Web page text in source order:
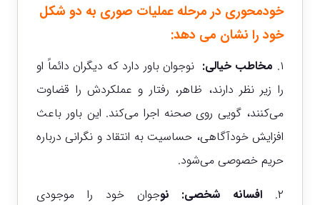
خودمحوری در مرحله عملیات صوری به دو شکل
خود را نشان می دهد:
۱. مخاطب خیالی: نوجوان باور دارد که دیگران دائماً او
را زیر نظر دارند، ظاهر، رفتار و عملکردش را قضاوت
می‌کنند، گویی روی صحنه اجرا می‌کند. این باور باعث
افزایش خودآگاهی، حساسیت به انتقاد و نگرانی درباره
حریم خصوصی می‌شود.
۲.
افسانه شخصی: نوجوان خود را موجودی